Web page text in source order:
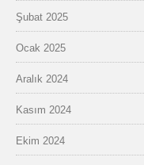
Şubat 2025
Ocak 2025
Aralık 2024
Kasım 2024
Ekim 2024